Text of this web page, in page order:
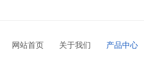
网站首页 关于我们 产品中心